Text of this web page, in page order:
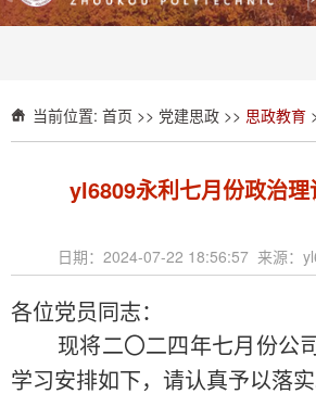
当前位置: 首页 >> 党建思政 >> 思政教育
yl6809永利七月份政治
日期：2024-07-22 18:56:57 来源：
各位党员同志：
现将二〇二四年七月份公
学习安排如下，请认真予以落实